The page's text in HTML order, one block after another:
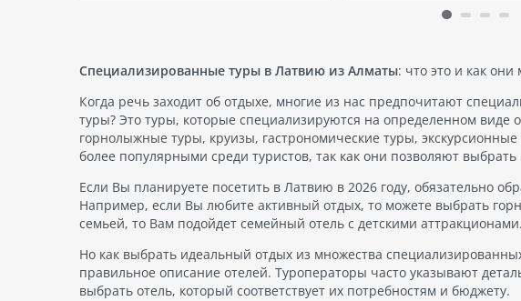
найти туры, которые
Специализированные туры в Латвию из Алматы: что это и как они
Когда речь заходит об отдыхе, многие из нас предпочитают
туры? Это туры, которые специализируются на определенном виде
горнолыжные туры, круизы, гастрономические туры,
более популярными среди туристов, так как они позволяют
Если Вы планируете посетить в Латвию в 2026 году, обязательно
Например, если Вы любите активный отдых, то можете выбрать
семьей, то Вам подойдет семейный отель с детскими аттракционами.
Но как выбрать идеальный отдых из множества
правильное описание отелей. Туроператоры часто указывают
выбрать отель, который соответствует их потребностям и бюджету.